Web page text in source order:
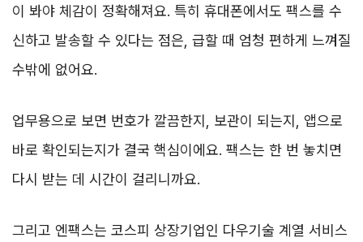
이 봐야 체감이 정확해져요. 특히 휴대폰에서도 팩스를 수
신하고 발송할 수 있다는 점은, 급할 때 엄청 편하게 느껴질
수밖에 없어요.
업무용으로 보면 번호가 깔끔한지, 보관이 되는지, 앱으로
바로 확인되는지가 결국 핵심이에요. 팩스는 한 번 놓치면
다시 받는 데 시간이 걸리니까요.
그리고 엔팩스는 코스피 상장기업인 다우기술 계열 서비스